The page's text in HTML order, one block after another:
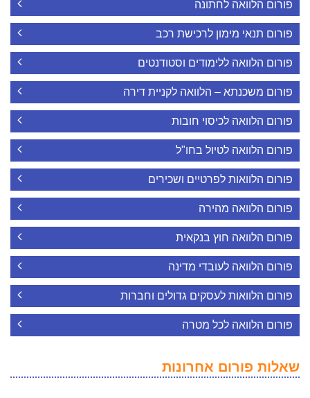
פורום הלוואה לחתונה
פורום תנאי מימון לרכישת רכב
פורום הלוואה ללימודים וסטודנטים
פורום משכנתא – הלוואה לקניית דירה
פורום הלוואה לכיסוי חובות
פורום הלוואה לטיול בחו"ל
פורום הלוואות לפרטיים ושכירים
פורום הלוואה מהירה
פורום הלוואה חוץ בנקאית
פורום הלוואה לעובדי מדינה
פורום הלוואות לעסקים גדולים וחברות
פורום הלוואה לכל מטרה
שאלות פורום אחרונות